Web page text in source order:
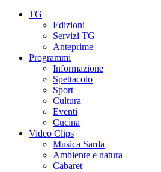
TG
Edizioni
Servizi TG
Anteprime
Programmi
Informazione
Spettacolo
Sport
Cultura
Eventi
Cucina
Video Clips
Musica Sarda
Ambiente e natura
Cabaret